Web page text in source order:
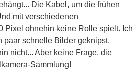
Die Kabel, um die frühen
mit verschiedenen
Pixel ohnehin keine Rolle spielt. Ich
paar schnelle Bilder geknipst.
nicht... Aber keine Frage, die
Sammlung!